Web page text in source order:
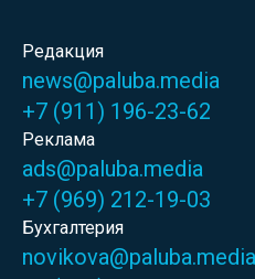
Редакция
news@paluba.media
+7 (911) 196-23-62
Реклама
ads@paluba.media
+7 (969) 212-19-03
Бухгалтерия
novikova@paluba.media